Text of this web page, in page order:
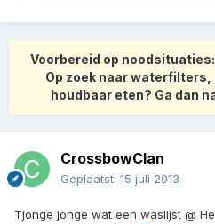
Voorbereid op noodsituaties:
Op zoek naar
houdbaar eten? Ga dan
CrossbowClan
Geplaatst: 15 juli 2013
Tjonge jonge wat een waslijst @